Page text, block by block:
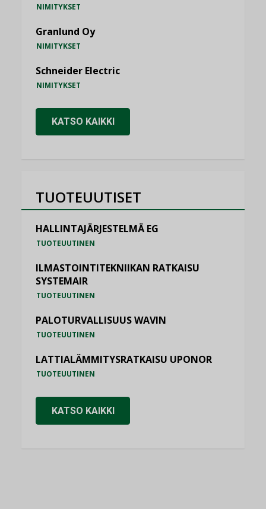
NIMITYKSET
Granlund Oy
NIMITYKSET
Schneider Electric
NIMITYKSET
KATSO KAIKKI
TUOTEUUTISET
HALLINTAJÄRJESTELMÄ EG
TUOTEUUTINEN
ILMASTOINTITEKNIIKAN RATKAISU
SYSTEMAIR
TUOTEUUTINEN
PALOTURVALLISUUS WAVIN
TUOTEUUTINEN
LATTIALÄMMITYSRATKAISU UPONOR
TUOTEUUTINEN
KATSO KAIKKI